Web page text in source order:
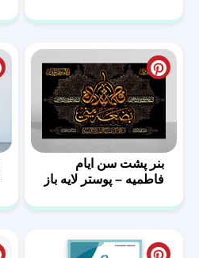
بنر پشت سن ایام
فاطمیه – پوستر لایه باز